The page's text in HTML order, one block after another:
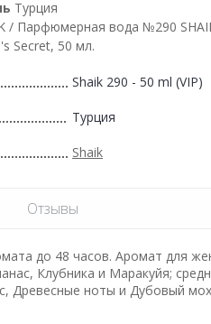
Турция
/ Парфюмерная вода №290
Secret, 50 мл.
Shaik 290 - 50 ml (VIP)
Турция
Shaik
Отзывы
до 48 часов. Аромат для
Клубника и Маракуйя;
Древесные ноты и Дубовый